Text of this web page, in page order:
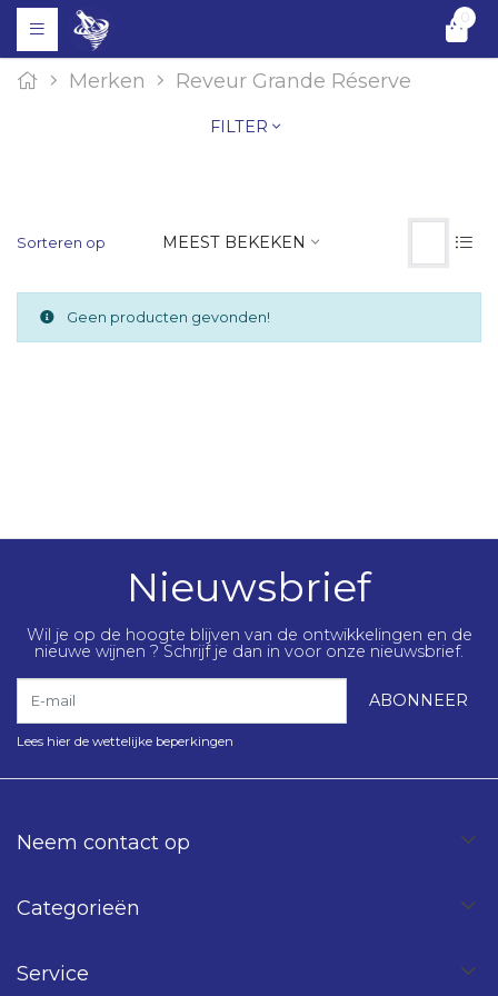
0
Merken Reveur Grande Réserve
FILTER
Sorteren op MEEST BEKEKEN
Geen producten gevonden!
Nieuwsbrief
Wil je op de hoogte blijven van de ontwikkelingen en de
nieuwe wijnen ? Schrijf je dan in voor onze nieuwsbrief.
ABONNEER
Lees hier de wettelijke beperkingen
Neem contact op
Categorieën
Service